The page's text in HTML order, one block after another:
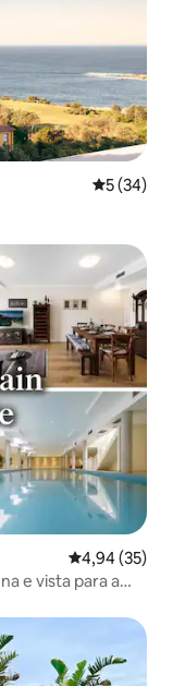
5 (34)
Classificação
4,94 (35)
e vista para a